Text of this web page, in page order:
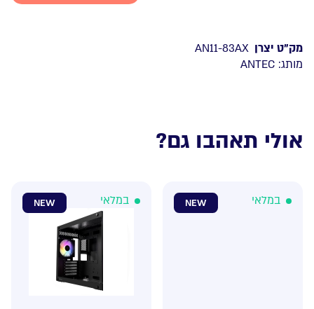
מק”ט יצרן AN11-83AX
מותג: ANTEC
אולי תאהבו גם?
NEW במלאי NEW במלאי